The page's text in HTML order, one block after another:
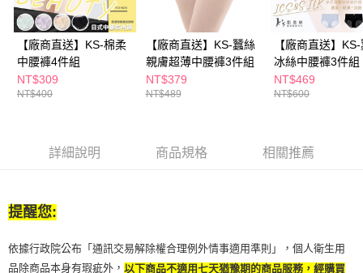
【注意事項】
１．透過由恩沛科技股份有限公司提供之「AFTEE先享後付」服務完成之交
易，需依本服務之必要範圍內提供個人資料，並將交易相關給付款項請求債
權轉讓予恩沛科技股份有限公司。
２．關於個人資料處理事宜，請瀏覽以下網址：
https://aftee.tw/terms/#terms3
３．未成年的使用者請事先徵得法定代理人或監護人之同意方可使用
時審查核予不同之上限額度；若仍有額度不足之情形，本公司將視審查結果
恩沛科技股份有限公司將有權停止該用戶之使用額度並採取法律行動。
【廠商直送】KS-棉柔
中腰褲4件組
NT$309
NT$400
【廠商直送】KS-蠶絲
親膚超薄中腰褲3件組
NT$379
NT$489
【廠商直送】
冰絲中腰褲3件組
NT$469
NT$600
詳細說明 商品規格 相關推薦
提醒您:
依據行政院公布「通訊交易解除權合理例外情事適用準則」，個人衛生用
品除商品本身有瑕疵外， 以下商品不適用七天猶豫期的商品服務，經購買